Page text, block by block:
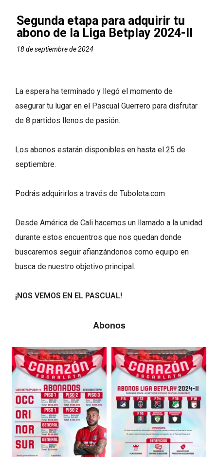
Segunda etapa para adquirir tu
abono de la Liga Betplay 2024-II
18 de septiembre de 2024
La espera ha terminado y llegó el momento de
asegurar tu lugar en el Pascual Guerrero para disfrutar
de 8 partidos llenos de pasión.
Los abonos estarán disponibles en hasta el 25 de
septiembre.
Podrás adquirirlos a través de Tuboleta.com
Desde América de Cali hacemos un llamado a la unidad
durante estos encuentros que nos quedan donde
buscaremos seguir afianzándonos como equipo en
busca de nuestro objetivo principal.
¡NOS VEMOS EN EL PASCUAL!
Abonos